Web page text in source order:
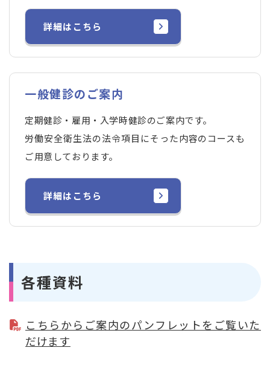
詳細はこちら
一般健診のご案内
定期健診・雇用・入学時健診のご案内です。
労働安全衛生法の法令項目にそった内容のコースも
ご用意しております。
詳細はこちら
各種資料
こちらからご案内のパンフレットをご覧いた
だけます